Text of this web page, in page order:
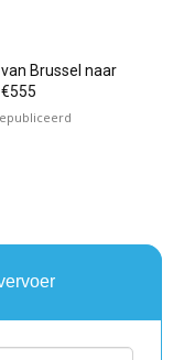
Brussel naar